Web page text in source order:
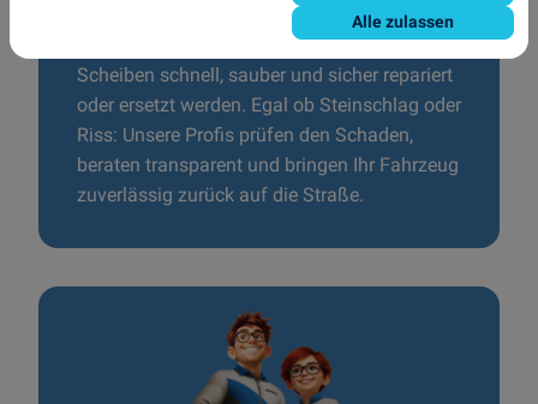
Unsere Autoglas-Werkstatt sorgt dafür, dass
Scheiben schnell, sauber und sicher repariert
oder ersetzt werden. Egal ob Steinschlag oder
Riss: Unsere Profis prüfen den Schaden,
beraten transparent und bringen Ihr Fahrzeug
zuverlässig zurück auf die Straße.
Alle zulassen